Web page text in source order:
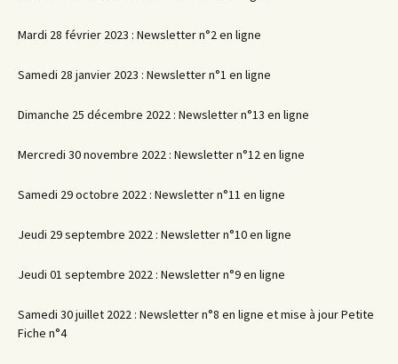
Mardi 28 février 2023 : Newsletter n°2 en ligne
Samedi 28 janvier 2023 : Newsletter n°1 en ligne
Dimanche 25 décembre 2022 : Newsletter n°13 en ligne
Mercredi 30 novembre 2022 : Newsletter n°12 en ligne
Samedi 29 octobre 2022 : Newsletter n°11 en ligne
Jeudi 29 septembre 2022 : Newsletter n°10 en ligne
Jeudi 01 septembre 2022 : Newsletter n°9 en ligne
Samedi 30 juillet 2022 : Newsletter n°8 en ligne et mise à jour Petite
Fiche n°4